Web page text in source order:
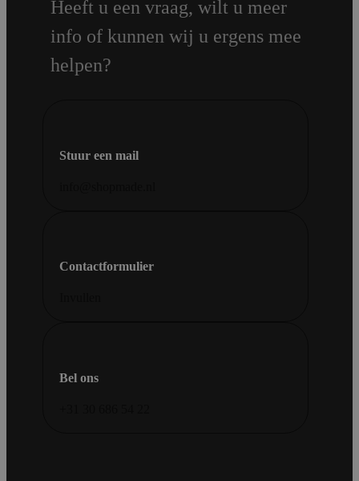
Heeft u een vraag, wilt u meer
info of kunnen wij u ergens mee
helpen?
Stuur een mail
Contactformulier
Bel ons